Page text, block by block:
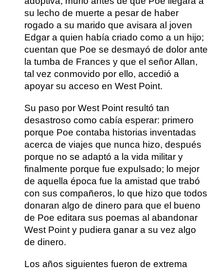
su lecho de muerte a pesar de haber
rogado a su marido que avisara al joven
Edgar a quien había criado como a un hijo;
cuentan que Poe se desmayó de dolor ante
la tumba de Frances y que el señor Allan,
tal vez conmovido por ello, accedió a
apoyar su acceso en West Point.
Su paso por West Point resultó tan
desastroso como cabía esperar: primero
porque Poe contaba historias inventadas
acerca de viajes que nunca hizo, después
porque no se adaptó a la vida militar y
finalmente porque fue expulsado; lo mejor
de aquella época fue la amistad que trabó
con sus compañeros, lo que hizo que todos
donaran algo de dinero para que el bueno
de Poe editara sus poemas al abandonar
West Point y pudiera ganar a su vez algo
de dinero.
Los años siguientes fueron de extrema